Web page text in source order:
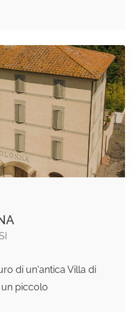
di un'antica Villa di
piccolo